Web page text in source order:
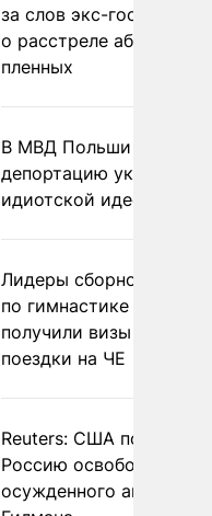
за слов экс-
о расстреле абхазских
пленных
В МВД Польши назвали
депортацию украинцев
идиотской идеей
Лидеры сборной
по гимнастике не
получили визы для
поездки на ЧЕ
Reuters: США
Россию освободить
осужденного